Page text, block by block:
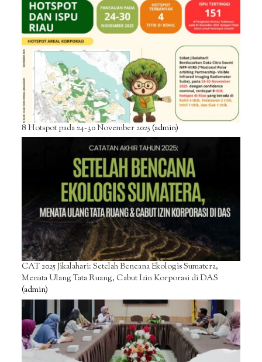
8 Hotspot pada 24-30 November 2025(admin)
CAT 2025 Jikalahari: Setelah Bencana Ekologis Sumatera,
Menata Ulang Tata Ruang, Cabut Izin Korporasi di DAS
(admin)